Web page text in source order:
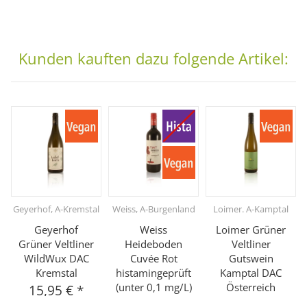
Kunden kauften dazu folgende Artikel:
Geyerhof, A-Kremstal
Geyerhof
Grüner Veltliner
WildWux DAC
Kremstal
15,95 € *
Weiss, A-Burgenland
Weiss
Heideboden
Cuvée Rot
histamingeprüft
(unter 0,1 mg/L)
Loimer. A-Kamptal
Loimer Grüner
Veltliner
Gutswein
Kamptal DAC
Österreich